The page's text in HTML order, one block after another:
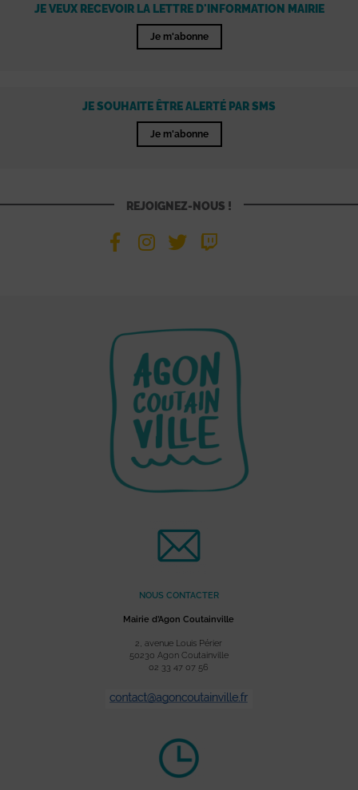
JE VEUX RECEVOIR LA LETTRE D'INFORMATION MAIRIE
Je m'abonne
JE SOUHAITE ÊTRE ALERTÉ PAR SMS
Je m'abonne
REJOIGNEZ-NOUS !
NOUS CONTACTER
Mairie d’Agon Coutainville
2, avenue Louis Périer
50230 Agon Coutainville
02 33 47 07 56